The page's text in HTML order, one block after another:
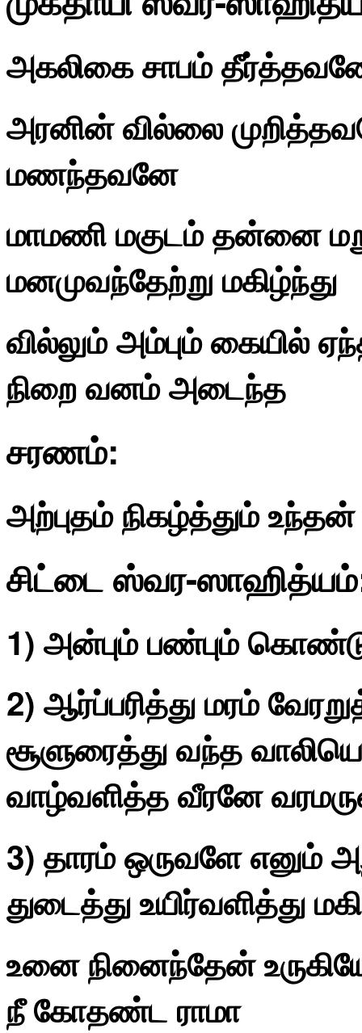
அகலிகை சாபம்
அரனின் வில்லை
மணந்தவனே
மாமணி மகுடம் தன்னை
மனமுவந்தேற்று மகிழ்ந்து
வில்லும் அம்பும் கையில்
நிறை வனம் அடைந்த
சரணம்:
அற்புதம் நிகழ்த்தும்
சிட்டை ஸ்வர-
1) அன்பும் பண்பும்
2) ஆர்ப்பரித்து மரம்
சூளுரைத்து வந்த
வாழ்வளித்த வீரனே
3) தாரம் ஒருவளே எனும்
துடைத்து உயிர்வளித்து
உனை நினைந்தேன்
நீ கோதண்ட ராமா